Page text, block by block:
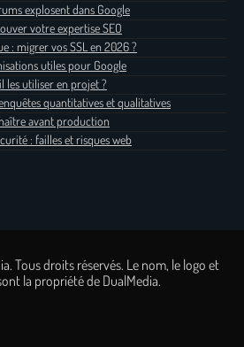
explosent dans Google
votre expertise SEO
: migrer vos SSL en 2026 ?
utiles pour Google
les utiliser en projet ?
quantitatives et qualitatives
avant production
: failles et risques web
Tous droits réservés. Le nom, le logo et
la propriété de DualMedia.